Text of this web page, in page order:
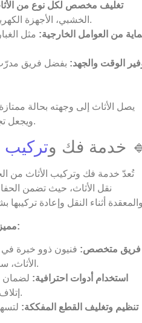
تغليف مخصص لكل نوع من
الخشبي، الأجهزة الكهربائية، والتحف الزجاجية.
من العوامل الخارجية: مثل
الوقت والجهد: بفضل فريق مدرّب
يصل الأثاث إلى وجهته بحالة
ويجعل تجربة النقل أكثر أمانًا وسلاسة.
خدمة فك وتركيب
تُعدّ خدمة فك وتركيب الأثاث من
نقل الأثاث، حيث تضمن
مميزات خدمة فك وتركيب الأثاث:
فريق متخصص: فنيون ذوو خبرة في
الأثاث، سواء المنزلي أو المكتبي.
استخدام أدوات احترافية: لضمان
إتلاف المسامير أو المفاصل.
تنظيم وتغليف القطع المفككة: